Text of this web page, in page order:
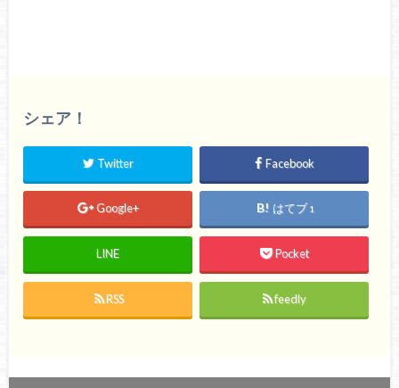
シェア！
Twitter Facebook
Google+ はてブ 1
LINE Pocket
RSS feedly